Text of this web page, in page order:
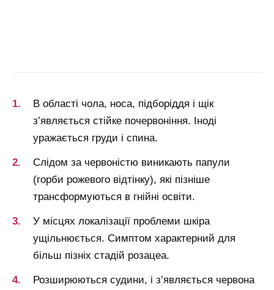
В області чола, носа, підборіддя і щік
з’являється стійке почервоніння. Іноді
уражається груди і спина.
Слідом за червоністю виникають папули
(горби рожевого відтінку), які пізніше
трансформуються в гнійні освіти.
У місцях локалізації проблеми шкіра
ущільнюється. Симптом характерний для
більш пізніх стадій розацеа.
Розширюються судини, і з’являється червона